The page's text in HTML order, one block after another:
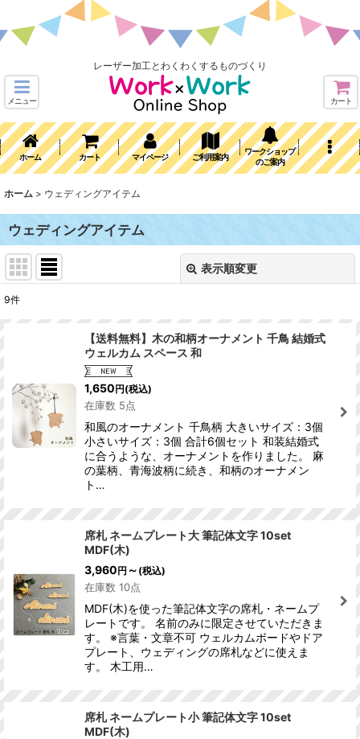
レーザー加工とわくわくするものづくり
メニュー カート
ホーム カート マイページ ご利用案内
ワークショップ
のご案内
ホーム > ウェディングアイテム
ウェディングアイテム
表示順変更
9件
【送料無料】木の和柄オーナメント 千鳥 結婚式
ウェルカム スペース 和
1,650円(税込)
在庫数 5点
和風のオーナメント 千鳥柄 大きいサイズ：3個
小さいサイズ：3個 合計6個セット 和装結婚式
に合うような、オーナメントを作りました。 麻
の葉柄、青海波柄に続き、和柄のオーナメン
ト…
席札 ネームプレート大 筆記体文字 10set
MDF(木)
3,960円 ～ (税込)
在庫数 10点
MDF(木)を使った筆記体文字の席札・ネームプ
レートです。 名前のみに限定させていただきま
す。 ※言葉・文章不可 ウェルカムボードやドア
プレート、ウェディングの席札などに使えま
す。 木工用…
席札 ネームプレート小 筆記体文字 10set
MDF(木)